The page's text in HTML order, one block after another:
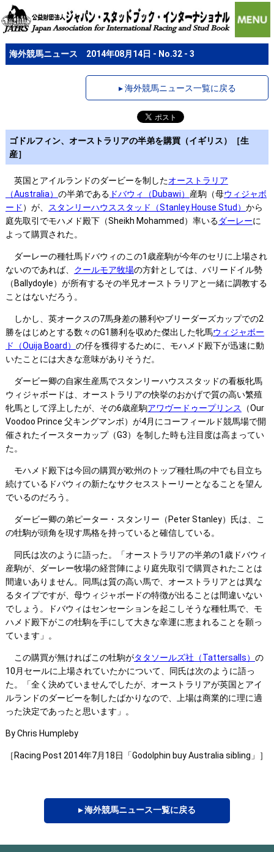
海外競馬ニュース 2014年08月14日 - No.32 - 3
▸ 海外競馬ニュース一覧に戻る
ゴドルフィン、オーストラリアの半弟を購買（イギリス）［生
産］
英国とアイルランドのダービーを制したオーストラリア
（Australia） の半弟である ドバウィ（Dubawi） 産駒（母ウィジャボ
ード ）が、 スタンリーハウススタッド（Stanley House Stud） から
庭先取引でモハメド殿下（Sheikh Mohammed）率いるダーレーに
よって購買された。
ダーレーの種牡馬ドバウィのこの1歳産駒が今年のセリに上場され
ないのであれば、 クールモア牧場の方針としては、バリードイル勢
（Ballydoyle）が所有するその半兄オーストラリアと一緒に調教する
ことはないだろう。
しかし、英オークスの7馬身差の勝利やブリーダーズカップでの2
勝をはじめとする数々のG1勝利を収めた傑出した牝馬ウィジャボー
ド（Ouija Board） の仔を獲得するために、モハメド殿下が迅速に動
いたことには大きな意味がありそうだ。
ダービー卿の自家生産馬でスタンリーハウススタッドの看板牝馬
ウィジャボードは、オーストラリアの快挙のおかげで質の高い繁殖
牝馬として浮上したが、その6歳産駒アワヴードゥープリンス
（Our
Voodoo Prince 父キングマンボ）が4月にコーフィールド競馬場で開
催されたイースターカップ（G3）を制した時も注目度は高まってい
た。
モハメド殿下は今回の購買が欧州のトップ種牡馬の中でも目立ち
続けているドバウィの新たなサクセスストーリーとなることを望ん
でいるのだろう。
ダービー卿の弟ピーター・スタンリー（Peter Stanley）氏は、こ
の牡駒が頭角を現す馬格を持っていると確信している。
同氏は次のように語った。「オーストラリアの半弟の1歳ドバウィ
産駒が、ダーレー牧場の経営陣により庭先取引で購買されたことは
間違いありません。同馬は質の高い馬で、オーストラリアとは異な
るタイプですが、母ウィジャボードの特徴が出ることは間違いない
でしょう。ドバウィはセンセーションを起こしそうな種牡馬で、モ
ハメド殿下がこの牡駒を手にして大きな幸運に恵まれることを願っ
ています」。
この購買が無ければこの牡駒がタタソールズ社（Tattersalls） の
10月セールに上場されていたかについて、同氏は次のように語っ
た。「全く決めていませんでしたが、オーストラリアが英国とアイ
ルランドのダービーを制したばかりなので、上場は商業的に理に適
った決定であったと思います」。
By Chris Humpleby
［Racing Post 2014年7月18日「Godolphin buy Australia sibling」］
▸ 海外競馬ニュース一覧に戻る